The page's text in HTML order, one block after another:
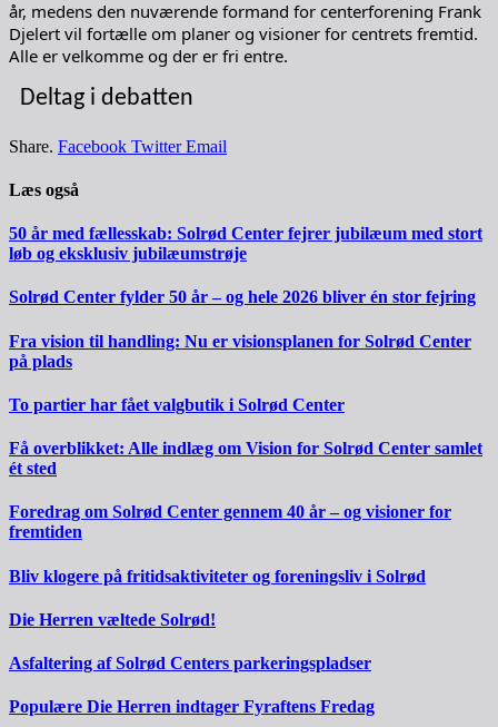
år, medens den nuværende formand for centerforening Frank
Djelert vil fortælle om planer og visioner for centrets fremtid.
Alle er velkomme og der er fri entre.
Deltag i debatten
Share. Facebook Twitter Email
Læs også
50 år med fællesskab: Solrød Center fejrer jubilæum med stort
løb og eksklusiv jubilæumstrøje
Solrød Center fylder 50 år – og hele 2026 bliver én stor fejring
Fra vision til handling: Nu er visionsplanen for Solrød Center
på plads
To partier har fået valgbutik i Solrød Center
Få overblikket: Alle indlæg om Vision for Solrød Center samlet
ét sted
Foredrag om Solrød Center gennem 40 år – og visioner for
fremtiden
Bliv klogere på fritidsaktiviteter og foreningsliv i Solrød
Die Herren væltede Solrød!
Asfaltering af Solrød Centers parkeringspladser
Populære Die Herren indtager Fyraftens Fredag